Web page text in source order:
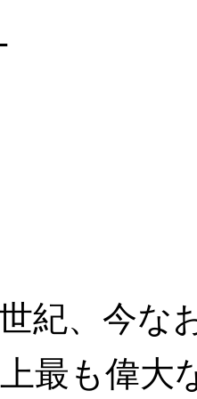
紀、今な
最も偉大